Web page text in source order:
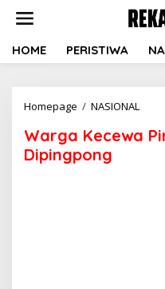
HOME PERISTIWA
Homepage / NASIONAL
Warga Kecewa
Dipingpong